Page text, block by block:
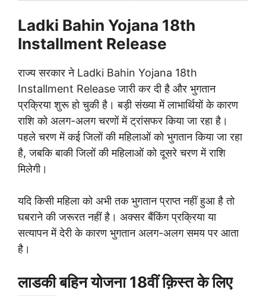
Ladki Bahin Yojana 18th
Installment Release
राज्य सरकार ने Ladki Bahin Yojana 18th
Installment Release जारी कर दी है और भुगतान
प्रक्रिया शुरू हो चुकी है। बड़ी संख्या में लाभार्थियों के कारण
राशि को अलग-अलग चरणों में ट्रांसफर किया जा रहा है।
पहले चरण में कई जिलों की महिलाओं को भुगतान किया जा रहा
है, जबकि बाकी जिलों की महिलाओं को दूसरे चरण में राशि
मिलेगी।
यदि किसी महिला को अभी तक भुगतान प्राप्त नहीं हुआ है तो
घबराने की जरूरत नहीं है। अक्सर बैंकिंग प्रक्रिया या
सत्यापन में देरी के कारण भुगतान अलग-अलग समय पर आता
है।
लाडकी बहिन योजना 18वीं क़िस्त के लिए